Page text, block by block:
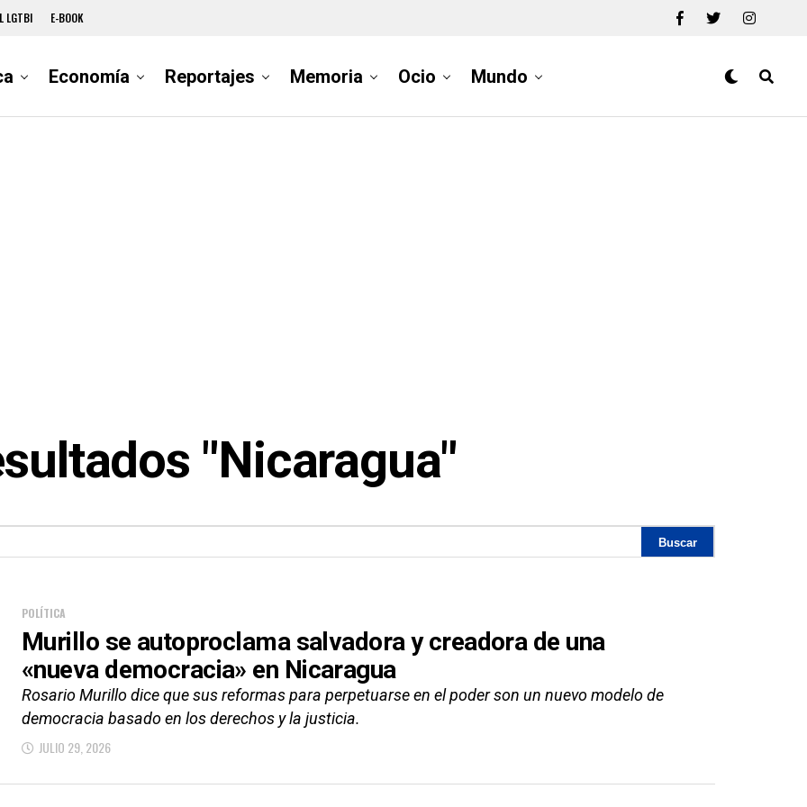
LGTBI E-BOOK
Economía Reportajes Memoria Ocio Mundo
"Nicaragua"
POLÍTICA
Murillo se autoproclama salvadora y creadora de una
«nueva democracia» en Nicaragua
Rosario Murillo dice que sus reformas para perpetuarse en el poder son un nuevo modelo de
democracia basado en los derechos y la justicia.
JULIO 29, 2026